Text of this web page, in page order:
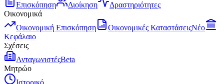
Επισκόπηση
Διοίκηση
Δραστηριότητες
Οικονομικά
Οικονομική Επισκόπηση
Οικονομικές ΚαταστάσειςΝέο
Κεφάλαιο
Σχέσεις
ΑνταγωνιστέςBeta
Μητρώο
Ιστορικό